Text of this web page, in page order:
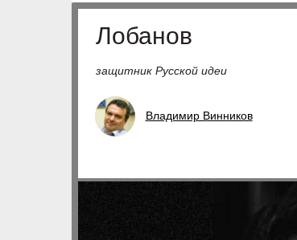
Лобанов
защитник Русской идеи
Владимир Винников